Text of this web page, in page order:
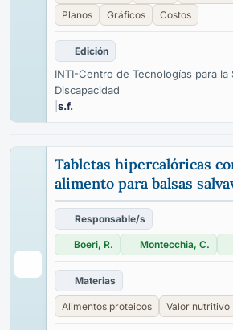
Planos
Gráficos Costos
Edición
INTI-Centro de Tecnologías para la
Discapacidad
s.f.
Tabletas hipercalóricas
alimento para balsas
Responsable/s
Boeri, R. Montecchia, C.
Materias
Alimentos proteicos Valor nutritivo